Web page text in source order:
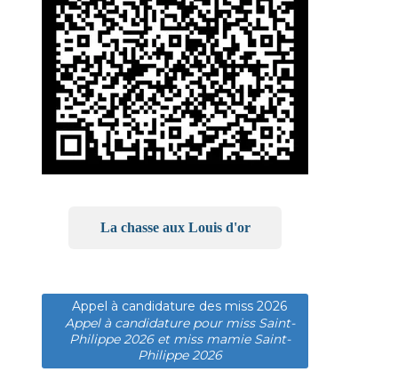
La chasse aux Louis d'or
Appel à candidature des miss 2026
Appel à candidature pour miss Saint-
Philippe 2026 et miss mamie Saint-
Philippe 2026